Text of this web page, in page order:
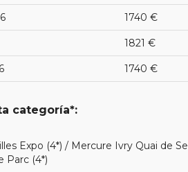
1740 €
1821 €
1740 €
categoría*:
Expo (4*) / Mercure Ivry Quai de
Parc (4*)